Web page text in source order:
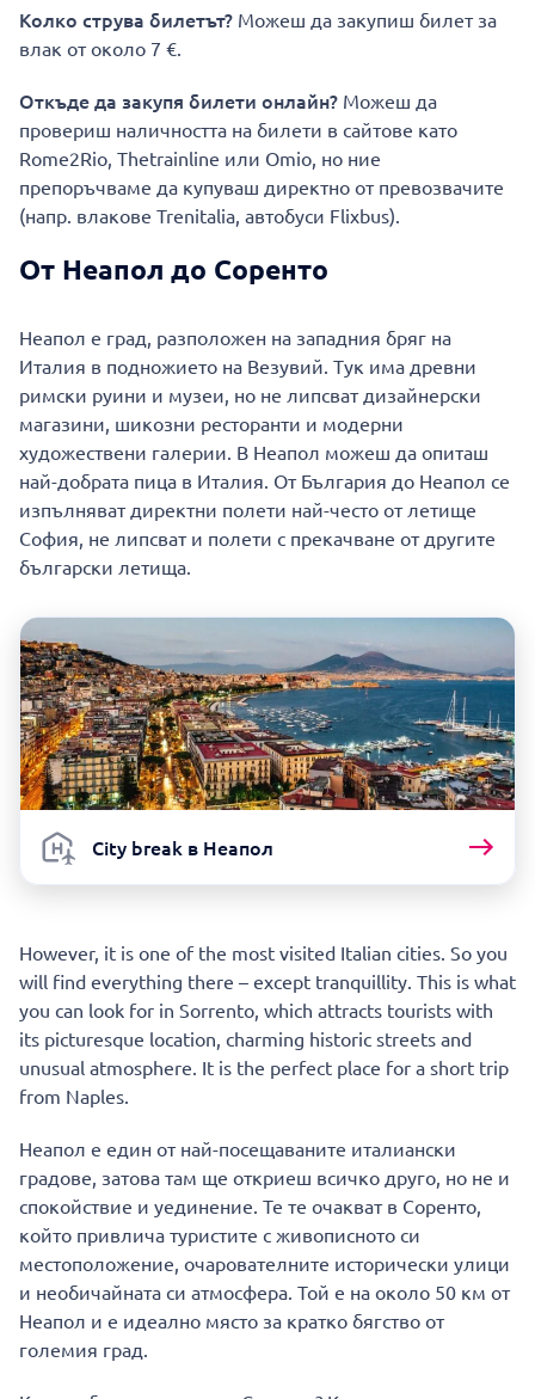
Колко струва билетът? Можеш да закупиш билет за
влак от около 7 €.
Откъде да закупя билети онлайн? Можеш да
провериш наличността на билети в сайтове като
Rome2Rio, Thetrainline или Omio, но ние
препоръчваме да купуваш директно от превозвачите
(напр. влакове Trenitalia, автобуси Flixbus).
От Неапол до Соренто
Неапол е град, разположен на западния бряг на
Италия в подножието на Везувий. Тук има древни
римски руини и музеи, но не липсват дизайнерски
магазини, шикозни ресторанти и модерни
художествени галерии. В Неапол можеш да опиташ
най-добрата пица в Италия. От България до Неапол се
изпълняват директни полети най-често от летище
София, не липсват и полети с прекачване от другите
български летища.
City break в Неапол
However, it is one of the most visited Italian cities. So you
will find everything there – except tranquillity. This is what
you can look for in Sorrento, which attracts tourists with
its picturesque location, charming historic streets and
unusual atmosphere. It is the perfect place for a short trip
from Naples.
Неапол е един от най-посещаваните италиански
градове, затова там ще откриеш всичко друго, но не и
спокойствие и уединение. Те те очакват в Соренто,
който привлича туристите с живописното си
местоположение, очарователните исторически улици
и необичайната си атмосфера. Той е на около 50 км от
Неапол и е идеално място за кратко бягство от
големия град.